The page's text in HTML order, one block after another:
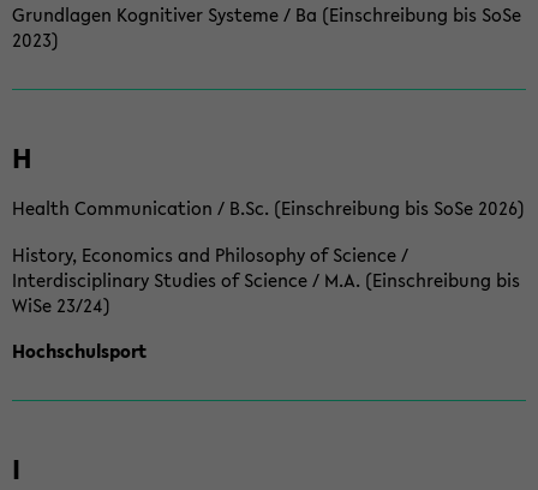
Grundlagen Kognitiver Systeme / Ba (Einschreibung bis SoSe
2023)
H
Health Communication / B.Sc. (Einschreibung bis SoSe 2026)
History, Economics and Philosophy of Science /
Interdisciplinary Studies of Science / M.A. (Einschreibung bis
WiSe 23/24)
Hochschulsport
I